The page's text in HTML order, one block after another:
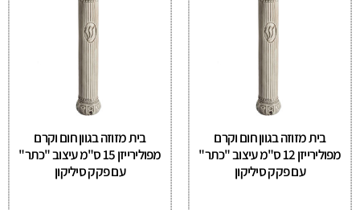
בית מזוזה בגוון חום וקרם
מפולירייזן 12 ס"מ עיצוב "כתר"
עם פקק סיליקון
בית מזוזה בגוון חום וקרם
מפולירייזן 15 ס"מ עיצוב "כתר"
עם פקק סיליקון